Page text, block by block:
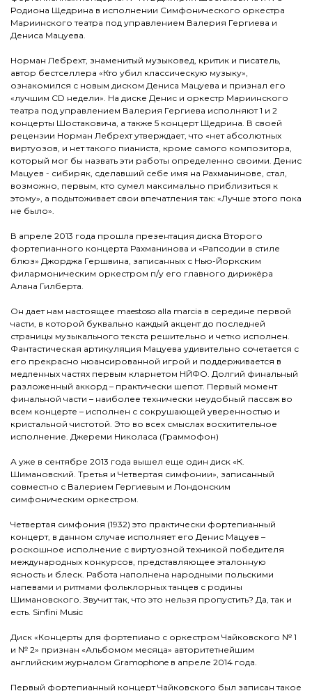
Родиона Щедрина в исполнении Симфонического оркестра
Мариинского театра под управлением Валерия Гергиева и
Дениса Мацуева.
Норман Лебрехт, знаменитый музыковед, критик и писатель,
автор бестселлера «Кто убил классическую музыку»,
ознакомился с новым диском Дениса Мацуева и признал его
«лучшим CD недели». На диске Денис и оркестр Мариинского
театра под управлением Валерия Гергиева исполняют 1 и 2
концерты Шостаковича, а также 5 концерт Щедрина. В своей
рецензии Норман Лебрехт утверждает, что «нет абсолютных
виртуозов, и нет такого пианиста, кроме самого композитора,
который мог бы назвать эти работы определенно своими. Денис
Мацуев - сибиряк, сделавший себе имя на Рахманинове, стал,
возможно, первым, кто сумел максимально приблизиться к
этому», а подытоживает свои впечатления так: «Лучше этого пока
не было».
В апреле 2013 года прошла презентация диска Второго
фортепианного концерта Рахманинова и «Рапсодии в стиле
блюз» Джорджа Гершвина, записанных с Нью-Йоркским
филармоническим оркестром п/у его главного дирижёра
Алана Гилберта.
Он дает нам настоящее maestoso alla marcia в середине первой
части, в которой буквально каждый акцент до последней
страницы музыкального текста решительно и четко исполнен.
Фантастическая артикуляция Мацуева удивительно сочетается с
его прекрасно нюансированной игрой и поддерживается в
медленных частях первым кларнетом НЙФО. Долгий финальный
разложенный аккорд – практически шепот. Первый момент
финальной части – наиболее технически неудобный пассаж во
всем концерте – исполнен с сокрушающей уверенностью и
кристальной чистотой. Это во всех смыслах восхитительное
исполнение. Джереми Николаса (Граммофон)
А уже в сентябре 2013 года вышел еще один диск «К.
Шимановский. Третья и Четвертая симфонии», записанный
совместно с Валерием Гергиевым и Лондонским
симфоническим оркестром.
Четвертая симфония (1932) это практически фортепианный
концерт, в данном случае исполняет его Денис Мацуев –
роскошное исполнение с виртуозной техникой победителя
международных конкурсов, представляющее эталонную
ясность и блеск. Работа наполнена народными польскими
напевами и ритмами фольклорных танцев с родины
Шимановского. Звучит так, что это нельзя пропустить? Да, так и
есть. Sinfini Music
Диск «Концерты для фортепиано с оркестром Чайковского № 1
и № 2» признан «Альбомом месяца» авторитетнейшим
английским журналом Gramophone в апреле 2014 года.
Первый фортепианный концерт Чайковского был записан такое